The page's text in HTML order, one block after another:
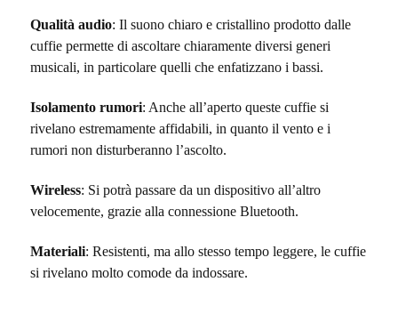
Qualità audio: Il suono chiaro e cristallino prodotto dalle
cuffie permette di ascoltare chiaramente diversi generi
musicali, in particolare quelli che enfatizzano i bassi.
Isolamento rumori: Anche all’aperto queste cuffie si
rivelano estremamente affidabili, in quanto il vento e i
rumori non disturberanno l’ascolto.
Wireless: Si potrà passare da un dispositivo all’altro
velocemente, grazie alla connessione Bluetooth.
Materiali: Resistenti, ma allo stesso tempo leggere, le cuffie
si rivelano molto comode da indossare.